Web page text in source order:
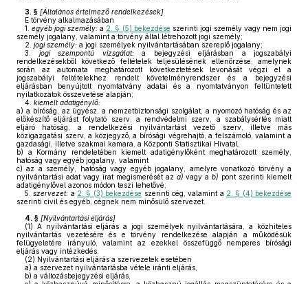
3. § [Általános értelmező rendelkezések]
E törvény alkalmazásában
1. egyéb jogi személy: a 2. § (5) bekezdése szerinti jogi személy vagy nem jogi
személy jogalany, valamint a törvény által létrehozott jogi személy;
2. jogi személy: a jogi személyek nyilvántartásában szereplő jogalany;
3.
jogi szempontú vizsgálat:a bejegyzési eljárásban a jogszabályi
rendelkezésekből következő feltételek teljesülésének ellenőrzése, amelynek
során az automata meghatározott következtetések levonását végzi el a
jogszabályi feltételekhez rendelt követelményrendszer és a bejegyzési
eljárásban benyújtott nyomtatvány adatai és a nyomtatványon feltüntetett
nyilatkozatok összevetése alapján;
4. kiemelt adatigénylő:
a) a bíróság, az ügyész, a nemzetbiztonsági szolgálat, a nyomozó hatóság és az
előkészítő eljárást folytató szerv, a rendvédelmi szerv, a szabálysértés miatt
eljáró hatóság, a rendelkezési nyilvántartást vezető szerv, illetve más
közigazgatási szerv, a közjegyző, a bírósági végrehajtó, a felszámoló, valamint a
gazdasági, illetve szakmai kamara, a Központi Statisztikai Hivatal,
b) a Kormány rendeletében kiemelt adatigénylőként meghatározott személy,
hatóság vagy egyéb jogalany, valamint
c) az a személy, hatóság vagy egyéb jogalany, amelyre vonatkozó törvény a
nyilvántartási adat vagy irat megismerését az a) vagy ab) pont szerinti kiemelt
adatigénylővel azonos módon teszi lehetővé;
5.
szervezet: a 2. § (3) bekezdése szerinti cég, valamint a 2. § (4) bekezdése
szerinti civil és egyéb, cégnek nem minősülő szervezet.
4. § [Nyilvántartási eljárás]
(1) A nyilvántartási eljárás a jogi személyek nyilvántartására, a közhiteles
nyilvántartás vezetésére és e törvény rendelkezése alapján a működésük
felügyeletére irányuló, valamint az ezekkel összefüggő nemperes bírósági
eljárás vagy intézkedés.
(2) Nyilvántartási eljárás a szervezetek esetében
a) a szervezet nyilvántartásba vétele iránti eljárás,
b) a változásbejegyzési eljárás,